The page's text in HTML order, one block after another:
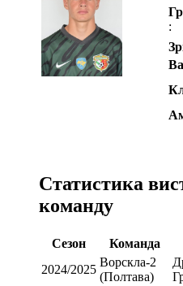
:
Статистика
команду
Сезон Команда
2024/2025
Ворскла-2
(Полтава)